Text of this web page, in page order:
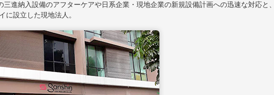
三進納入設備のアフターケアや日系企業・現地企業の新規設備計画への迅速な対応と
に設立した現地法人。